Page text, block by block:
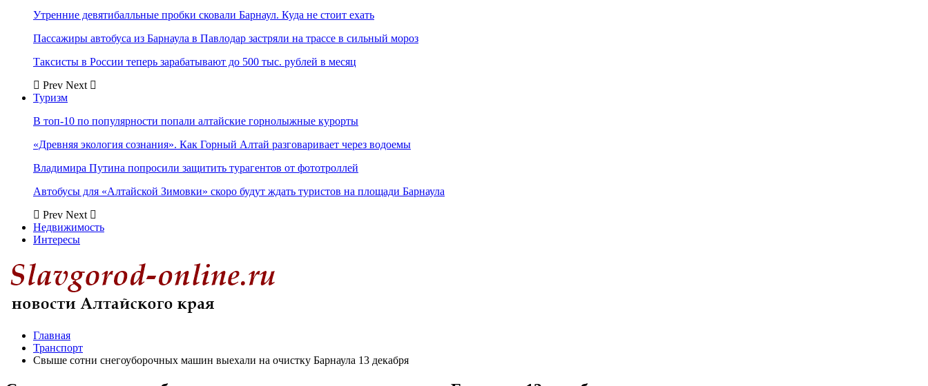
Утренние девятибалльные пробки сковали Барнаул. Куда не стоит ехать
Пассажиры автобуса из Барнаула в Павлодар застряли на трассе в сильный мороз
Таксисты в России теперь зарабатывают до 500 тыс. рублей в месяц
Prev Next
Туризм
В топ-10 по популярности попали алтайские горнолыжные курорты
«Древняя экология сознания». Как Горный Алтай разговаривает через водоемы
Владимира Путина попросили защитить турагентов от фототроллей
Автобусы для «Алтайской Зимовки» скоро будут ждать туристов на площади Барнаула
Prev Next
Недвижимость
Интересы
Главная
Транспорт
Свыше сотни снегоуборочных машин выехали на очистку Барнаула 13 декабря